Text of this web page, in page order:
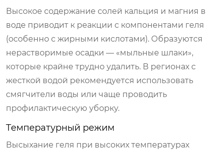
Высокое содержание солей кальция и магния в
воде приводит к реакции с компонентами геля
(особенно с жирными кислотами). Образуются
нерастворимые осадки — «мыльные шлаки»,
которые крайне трудно удалить. В регионах с
жесткой водой рекомендуется использовать
смягчители воды или чаще проводить
профилактическую уборку.
Температурный режим
Высыхание геля при высоких температурах